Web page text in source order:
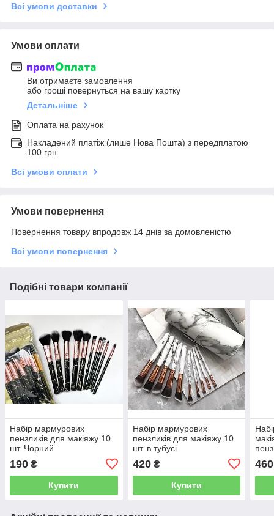
Всі умови доставки
Умови оплати
Ви отримаєте замовлення
або гроші повернуться на вашу картку
Детальніше
Оплата на рахунок
Накладений платіж (лише Нова Пошта) з передплатою
100 грн
Всі умови оплати
Умови повернення
Повернення товару впродовж 14 днів за домовленістю
Всі умови повернення
Подібні товари компанії
Набір мармурових
пензликів для макіяжу 10
шт. Чорний
190 ₴
Купити
Набір мармурових
пензликів для макіяжу 10
шт. в тубусі
420₴
Купити
460